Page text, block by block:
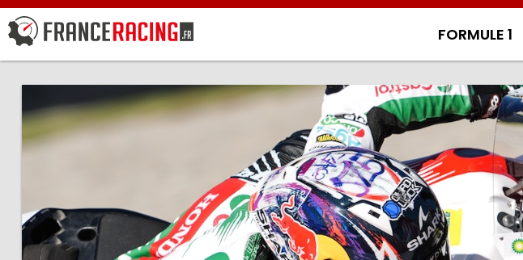
FORMULE 1